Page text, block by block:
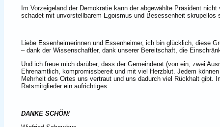
Im Vorzeigeland der Demokratie kann der abgewählte Präsident
schadet mit unvorstellbarem Egoismus und Besessenheit
Liebe Essenheimerinnen und Essenheimer, ich bin glücklich, diese
– dank der Wissenschaftler, dank unserer Bereitschaft, die
Und ich freue mich darüber, dass der Gemeinderat (von ein, zwei
Ehrenamtlich, kompromissbereit und mit viel Herzblut. Jedem
Mehrheit des Ortes uns vertraut und uns dadurch viel Rückhalt gibt.
Ratsmitglieder ein aufrichtiges
DANKE SCHÖN!